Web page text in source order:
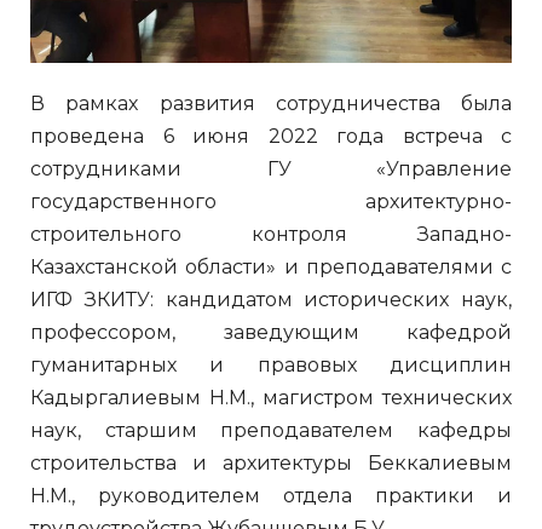
В рамках развития сотрудничества была
проведена 6 июня 2022 года встреча с
сотрудниками ГУ «Управление
государственного архитектурно-
строительного контроля Западно-
Казахстанской области» и преподавателями с
ИГФ ЗКИТУ: кандидатом исторических наук,
профессором, заведующим кафедрой
гуманитарных и правовых дисциплин
Кадыргалиевым Н.М., магистром технических
наук, старшим преподавателем кафедры
строительства и архитектуры Беккалиевым
Н.М., руководителем отдела практики и